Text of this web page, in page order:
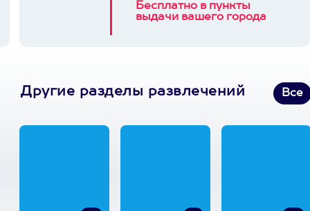
Бесплатно в пункты
выдачи вашего города
Другие разделы развлечений Все